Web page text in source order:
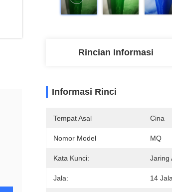
Rincian Informasi
Informasi Rinci
Tempat Asal Cina
Nomor Model MQ
Kata Kunci: Jaring
Jala: 14